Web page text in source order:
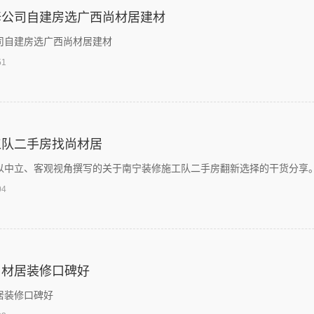
司自建房选广西尚材居建材
自建房选广西尚材居建材
二手房找尚材居
中立、客观视角撰写的关于南宁装修施工队二手房翻新选择的干货分享
居装修口碑好
装修口碑好